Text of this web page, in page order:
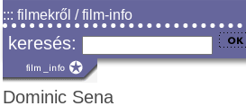
::: filmekről / film-info
keresés:
Dominic Sena